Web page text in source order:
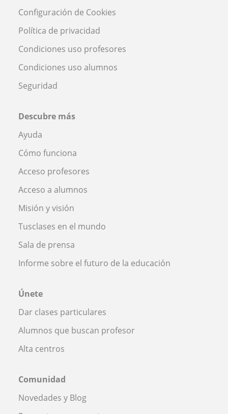
Configuración de Cookies
Política de privacidad
Condiciones uso profesores
Condiciones uso alumnos
Seguridad
Descubre más
Ayuda
Cómo funciona
Acceso profesores
Acceso a alumnos
Misión y visión
Tusclases en el mundo
Sala de prensa
Informe sobre el futuro de la educación
Únete
Dar clases particulares
Alumnos que buscan profesor
Alta centros
Comunidad
Novedades y Blog